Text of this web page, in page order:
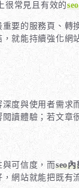
很常見且有效的
要的服務頁、
就能持續強化網
度與使用者需
讀體驗；若文
可信度，而seo
網站就能把既